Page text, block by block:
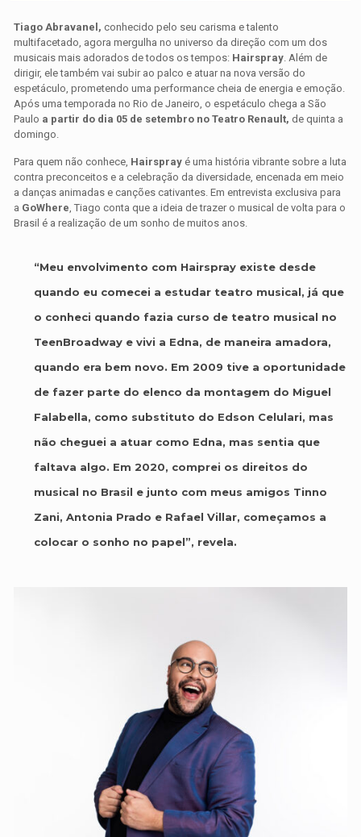
Tiago Abravanel, conhecido pelo seu carisma e talento
multifacetado, agora mergulha no universo da direção com um dos
musicais mais adorados de todos os tempos: Hairspray. Além de
dirigir, ele também vai subir ao palco e atuar na nova versão do
espetáculo, prometendo uma performance cheia de energia e emoção.
Após uma temporada no Rio de Janeiro, o espetáculo chega a São
Paulo a partir do dia 05 de setembro no Teatro Renault, de quinta a
domingo.
Para quem não conhece, Hairspray é uma história vibrante sobre a luta
contra preconceitos e a celebração da diversidade, encenada em meio
a danças animadas e canções cativantes. Em entrevista exclusiva para
a GoWhere, Tiago conta que a ideia de trazer o musical de volta para o
Brasil é a realização de um sonho de muitos anos.
“Meu envolvimento com Hairspray existe desde
quando eu comecei a estudar teatro musical, já que
o conheci quando fazia curso de teatro musical no
TeenBroadway e vivi a Edna, de maneira amadora,
quando era bem novo. Em 2009 tive a oportunidade
de fazer parte do elenco da montagem do Miguel
Falabella, como substituto do Edson Celulari, mas
não cheguei a atuar como Edna, mas sentia que
faltava algo. Em 2020, comprei os direitos do
musical no Brasil e junto com meus amigos Tinno
Zani, Antonia Prado e Rafael Villar, começamos a
colocar o sonho no papel”, revela.